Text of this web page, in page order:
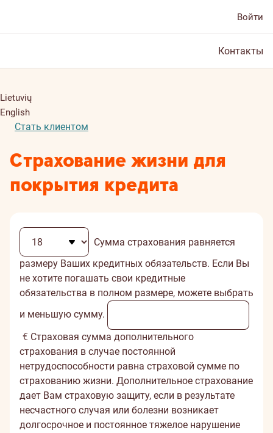
Войти
Контакты
Lietuvių
English
Стать клиентом
Страхование жизни для
покрытия кредита
Сумма страхования равняется
размеру Ваших кредитных обязательств. Если Вы
не хотите погашать свои кредитные
обязательства в полном размере, можете выбрать
и меньшую сумму.
€ Страховая сумма дополнительного
страхования в случае постоянной
нетрудоспособности равна страховой сумме по
страхованию жизни. Дополнительное страхование
дает Вам страховую защиту, если в результате
несчастного случая или болезни возникает
долгосрочное и постоянное тяжелое нарушение